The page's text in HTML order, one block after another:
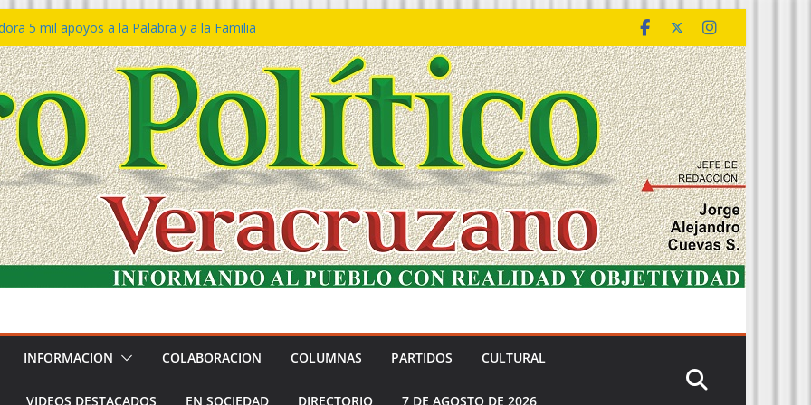
5 mil apoyos a la Palabra y a la Familia
Declaraciones de Procedencia en contra
𝙂𝙤𝙗𝙞𝙚𝙧𝙣𝙤 𝙙𝙚𝙡 𝙀𝙨𝙩𝙖𝙙𝙤 𝙖 𝙙𝙞𝙨𝙛𝙧𝙪𝙩𝙖𝙧
𝙙𝙚𝙡 𝙈𝙖𝙧 𝙚𝙣 𝘾𝙤𝙖𝙩𝙯𝙖𝙘𝙤𝙖𝙡𝙘𝙤𝙨
de policías con vocación de servicio y
SSP
Bravo rechaza acusaciones y asegura que
solicitud de desafuero
INFORMACION COLABORACION COLUMNAS PARTIDOS CULTURAL
VIDEOS DESTACADOS EN SOCIEDAD DIRECTORIO 7 DE AGOSTO DE 2026